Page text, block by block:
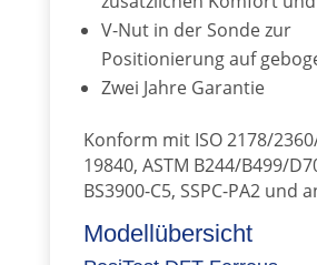
V-Nut in der Sonde zur
Positionierung auf
Zwei Jahre Garantie
Konform mit ISO 2178/
19840, ASTM B244/B499/
BS3900-C5, SSPC-PA2 und
Modellübersicht